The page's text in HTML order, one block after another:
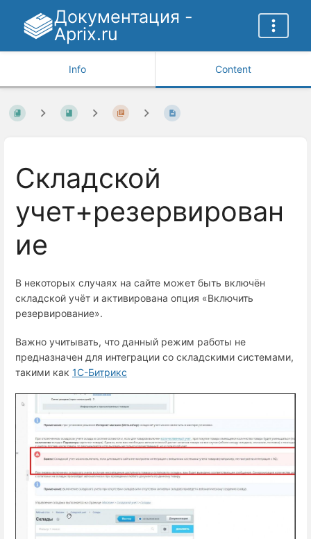
Документация -
Aprix.ru
Info Content
Cкладской
учет+резервирован
ие
В некоторых случаях на сайте может быть включён
складской учёт и активирована опция «Включить
резервирование».
Важно учитывать, что данный режим работы не
предназначен для интеграции со складскими системами,
такими как 1С-Битрикс